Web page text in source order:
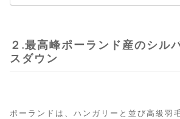
２.最高峰ポーランド産のシル
スダウン
ポーランドは、ハンガリーと並び高級羽